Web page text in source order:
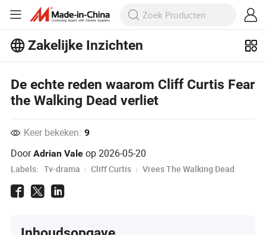
Zakelijke Inzichten
De echte reden waarom Cliff Curtis Fear
the Walking Dead verliet
Keer bekeken: 9
DoorAdrian Vale op2026-05-20
Labels: Tv-drama Cliff Curtis Vrees The Walking Dead